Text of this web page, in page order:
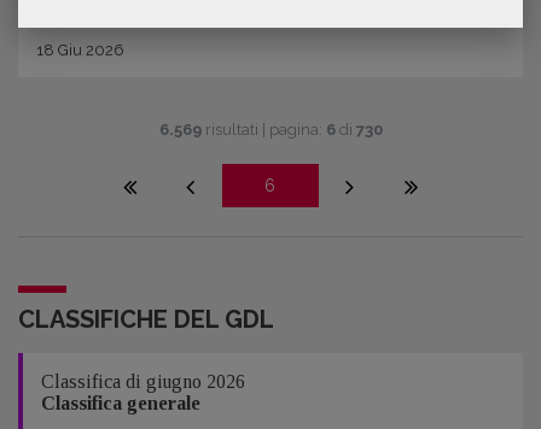
18 Giu 2026
6.569risultati | pagina: 6di 730
6
CLASSIFICHE DEL GDL
Classifica di giugno 2026
Classifica generale